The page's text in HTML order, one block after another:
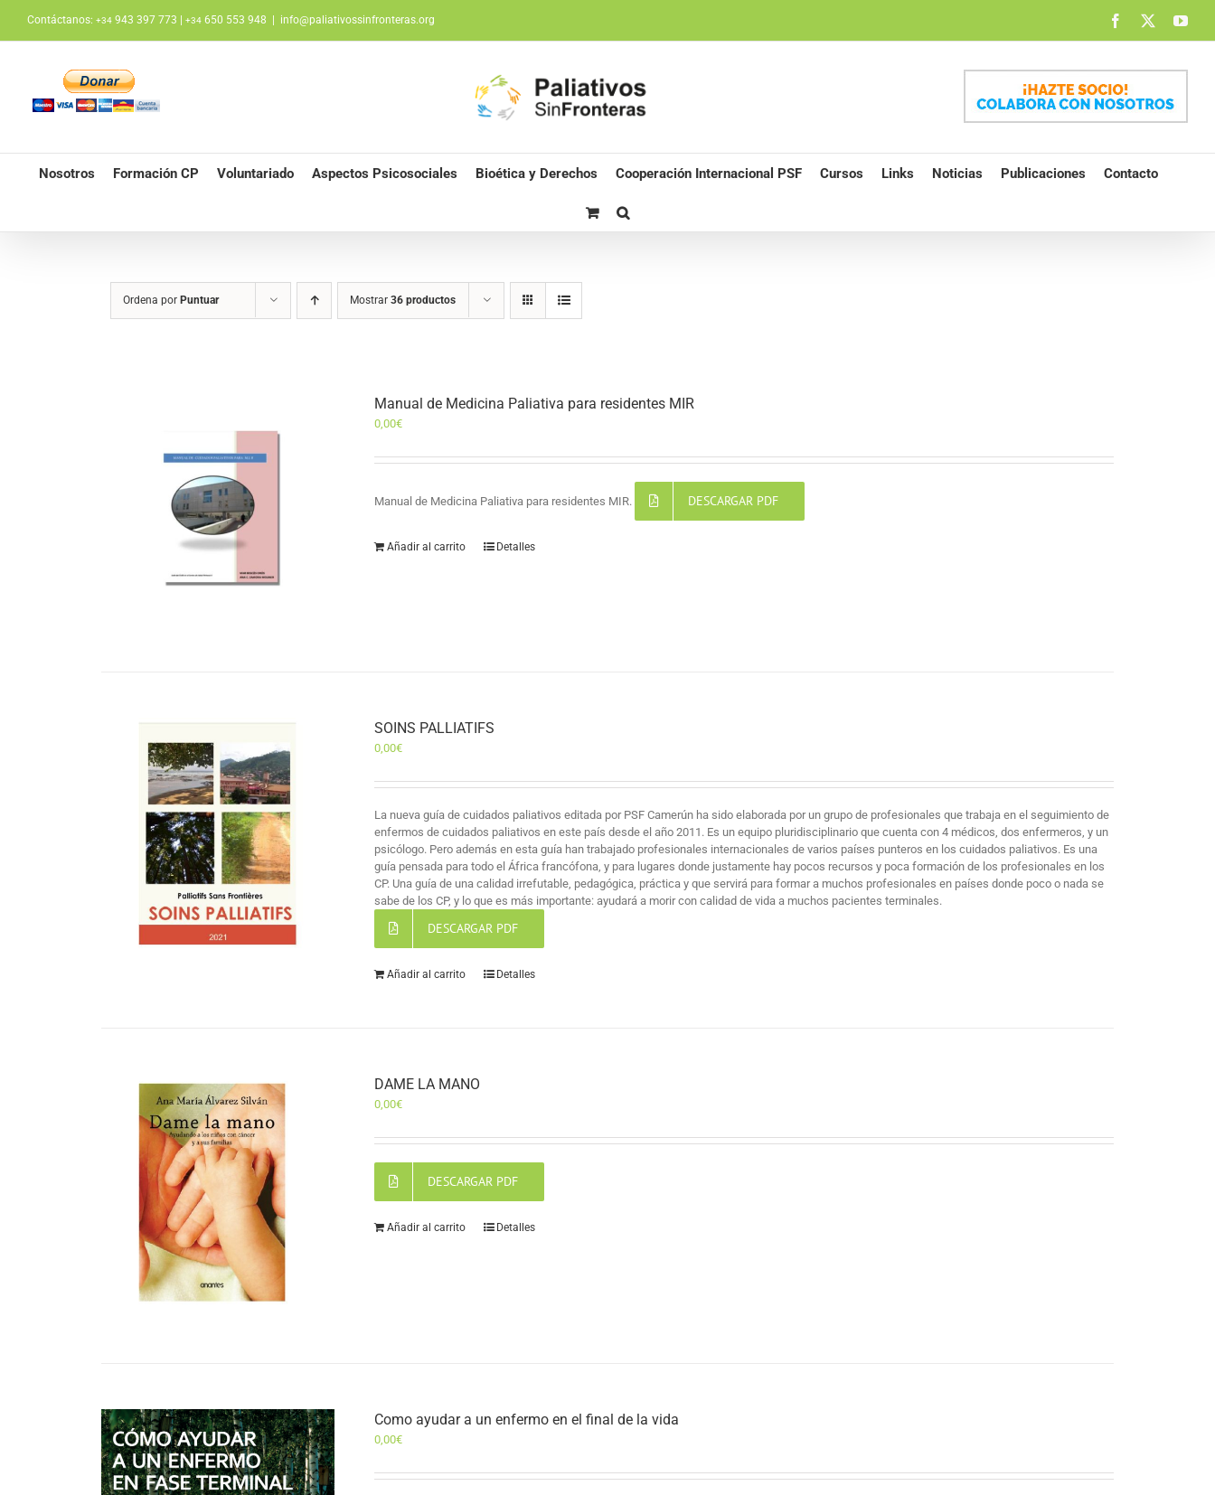
contenido
Contáctanos: +34 943 397 773 | +34 650 553 948 info@paliativossinfronteras.org Facebook
Nosotros Formación CP Voluntariado Aspectos Psicosociales Bioética y Derechos Cooperación Internacional PSF Cursos Links Noticias Publicaciones Contacto
Ordena por Puntuar Mostrar 36 productos
Manual de Medicina Paliativa para residentes MIR
0,00€
Manual de Medicina Paliativa para residentes MIR. DESCARGAR PDF
Añadir al carrito Detalles
SOINS PALLIATIFS
0,00€
La nueva guía de cuidados paliativos editada por PSF Camerún ha sido elaborada por un grupo de profesionales que trabaja en el seguimiento de
enfermos de cuidados paliativos en este país desde el año 2011. Es un equipo pluridisciplinario que cuenta con 4 médicos, dos enfermeros, y un
psicólogo. Pero además en esta guía han trabajado profesionales internacionales de varios países punteros en los cuidados paliativos. Es una
guía pensada para todo el África francófona, y para lugares donde justamente hay pocos recursos y poca formación de los profesionales en los
CP. Una guía de una calidad irrefutable, pedagógica, práctica y que servirá para formar a muchos profesionales en países donde poco o nada se
sabe de los CP, y lo que es más importante: ayudará a morir con calidad de vida a muchos pacientes terminales.
DESCARGAR PDF
Añadir al carrito Detalles
DAME LA MANO
0,00€
DESCARGAR PDF
Añadir al carrito Detalles
Como ayudar a un enfermo en el final de la vida
0,00€